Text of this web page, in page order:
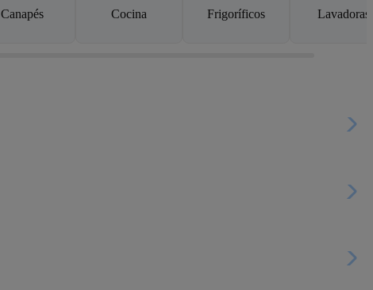
Canapés Cocina Frigoríficos Lavadoras